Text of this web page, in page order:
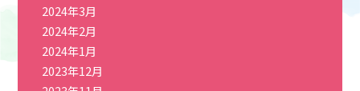
2024年3月
2024年2月
2024年1月
2023年12月